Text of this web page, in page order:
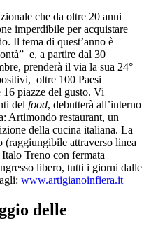
che da oltre 20 anni
imperdibile per acquistare
Il tema di quest’anno è
e, a partire dal 30
prenderà il via la sua 24°
oltre 100 Paesi
piazze del gusto. Vi
del food, debutterà all’interno
Artimondo restaurant, un
della cucina italiana. La
(raggiungibile attraverso linea
Treno con fermata
libero, tutti i giorni dalle
www.artigianoinfiera.it
delle